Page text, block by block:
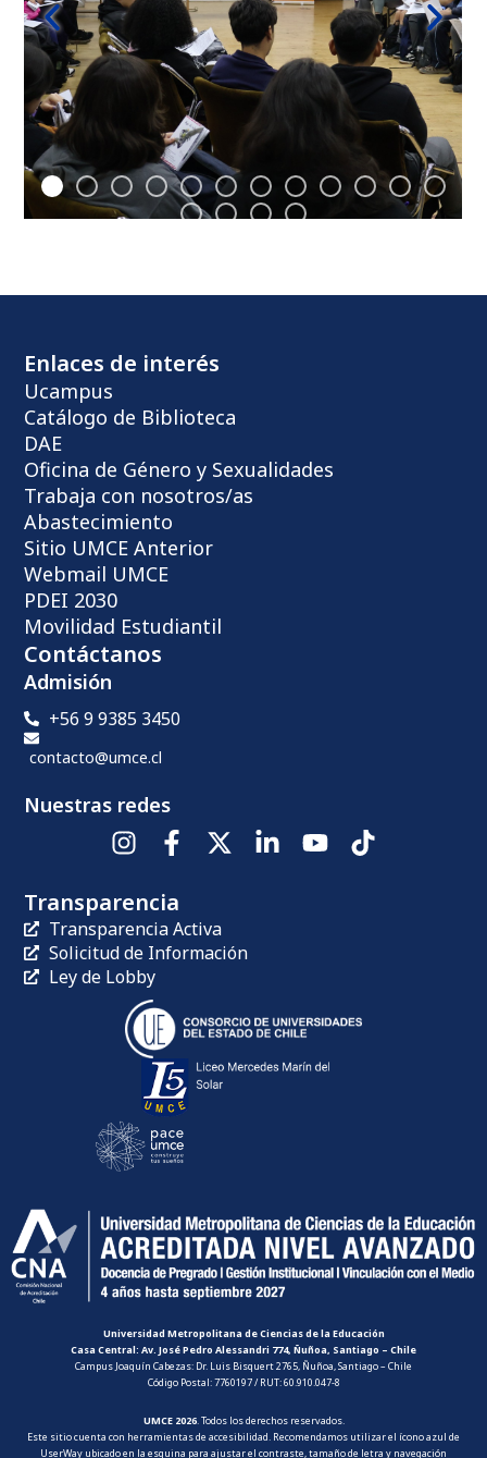
Enlaces de interés
Ucampus
Catálogo de Biblioteca
DAE
Oficina de Género y Sexualidades
Trabaja con nosotros/as
Abastecimiento
Sitio UMCE Anterior
Webmail UMCE
PDEI 2030
Movilidad Estudiantil
Contáctanos
Admisión
+56 9 9385 3450
contacto@umce.cl
Nuestras redes
Transparencia
Transparencia Activa
Solicitud de Información
Ley de Lobby
Universidad Metropolitana de Ciencias de la Educación
Casa Central: Av. José Pedro Alessandri 774, Ñuñoa, Santiago – Chile
Campus Joaquín Cabezas: Dr. Luis Bisquert 2765, Ñuñoa, Santiago – Chile
Código Postal: 7760197 / RUT: 60.910.047-8
UMCE 2026. Todos los derechos reservados.
Este sitio cuenta con herramientas de accesibilidad. Recomendamos utilizar el ícono azul de
UserWay ubicado en la esquina para ajustar el contraste, tamaño de letra y navegación